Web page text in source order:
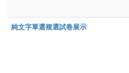
純文字單選複選試卷展示